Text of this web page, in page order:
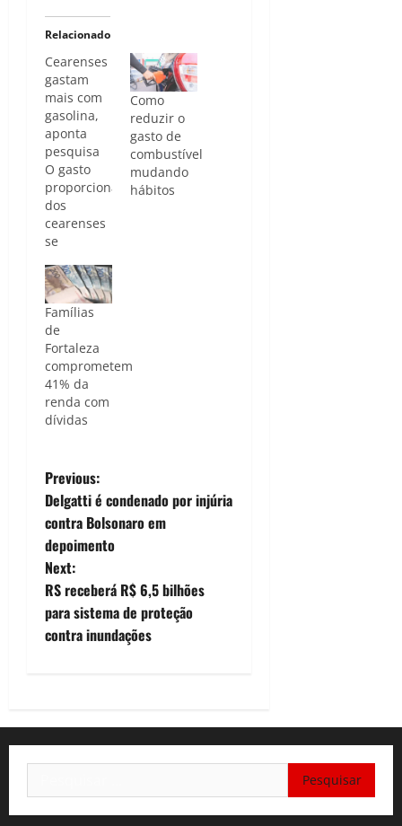
Relacionado
Cearenses
gastam
mais com
gasolina,
aponta
pesquisa
O gasto
proporcional
dos
cearenses
se
do dobro
da média
nacional
(6,4%) /
Foto/Agência
Brasil O
gasto com
combustível
compromete,
renda dos
cearenses.
O
percentual
é o quarto
maior em
ranking
nacional,
estando
atrás dos
o Poder
News no Instagram.
O…
Como
reduzir o
gasto de
combustível
mudando
hábitos
Famílias
de
Fortaleza
comprometem
41% da
renda com
dívidas
P
o
s
t
n
i
g
Previous:
Delgatti é condenado por injúria
contra Bolsonaro em
depoimento
Next:
RS receberá R$ 6,5 bilhões
para sistema de proteção
contra inundações
por: